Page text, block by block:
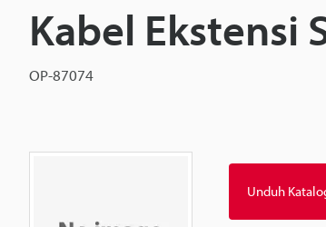
Kabel Ekstensi
OP-87074
Unduh